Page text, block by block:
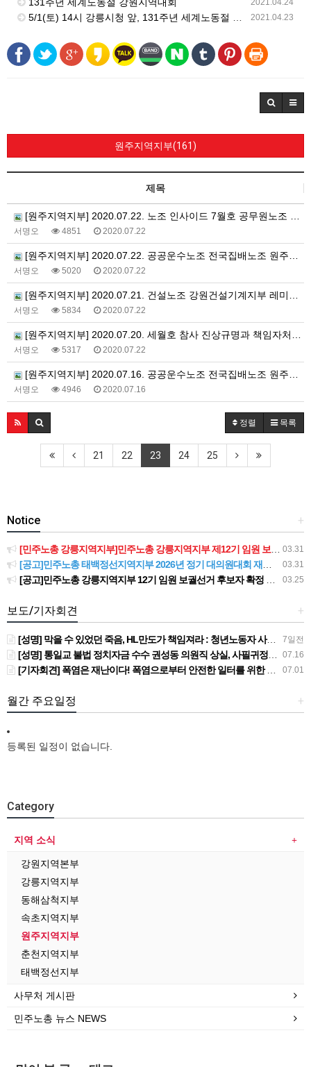
2021.04.24
131주년 세계노동절 강원지역대회
2021.04.23
5/1(토) 14시 강릉시청 앞, 131주년 세계노동절 강원지역대회
원주지역지부(161)
제목
[원주지역지부] 2020.07.22. 노조 인사이드 7월호 공무원노조 원주시지부 편
서명오 4851 2020.07.22
[원주지역지부] 2020.07.22. 공공운수노조 전국집배노조 원주우체국지부 출근 투쟁 188일차
서명오 5020 2020.07.22
[원주지역지부] 2020.07.21. 건설노조 강원건설기계지부 레미콘지회 천막농성 투쟁
서명오 5834 2020.07.22
[원주지역지부] 2020.07.20. 세월호 참사 진상규명과 책임자처벌을 위한 원주 횡성 선전전
서명오 5317 2020.07.22
[원주지역지부] 2020.07.16. 공공운수노조 전국집배노조 원주우체국지부 출근 투쟁 184일차
서명오 4946 2020.07.16
정렬 목록
21 22 23 24 25
+
Notice
03.31
[민주노총 강릉지역지부]민주노총 강릉지역지부 제12기 임원 보궐선거결과 공고
03.31
[공고]민주노총 태백정선지역지부 2026년 정기 대의원대회 재소집 건
03.25
[공고]민주노총 강릉지역지부 12기 임원 보궐선거 후보자 확정 공고
+
보도/기자회견
7일전
[성명] 막을 수 있었던 죽음, HL만도가 책임져라 : 청년노동자 사망사고의 철저한 진상규명과 재발방지 대책 마련하라
07.16
[성명] 통일교 불법 정치자금 수수 권성동 의원직 상실, 사필귀정이다
07.01
[기자회견] 폭염은 재난이다! 폭염으로부터 안전한 일터를 위한 민주노총 강원지역본부 폭염감시단 선포 기자회견
+
월간 주요일정
등록된 일정이 없습니다.
Category
지역 소식
강원지역본부
강릉지역지부
동해삼척지부
속초지역지부
원주지역지부
춘천지역지부
태백정선지부
사무처 게시판
민주노총 뉴스 NEWS